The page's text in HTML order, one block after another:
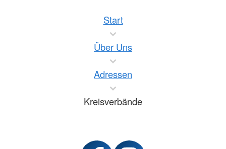
Start
Über Uns
Adressen
Kreisverbände